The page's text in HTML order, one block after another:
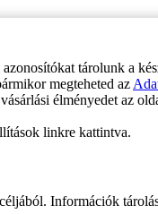
tárolunk a
megteheted az
élményedet az
linkre kattintva.
Információk